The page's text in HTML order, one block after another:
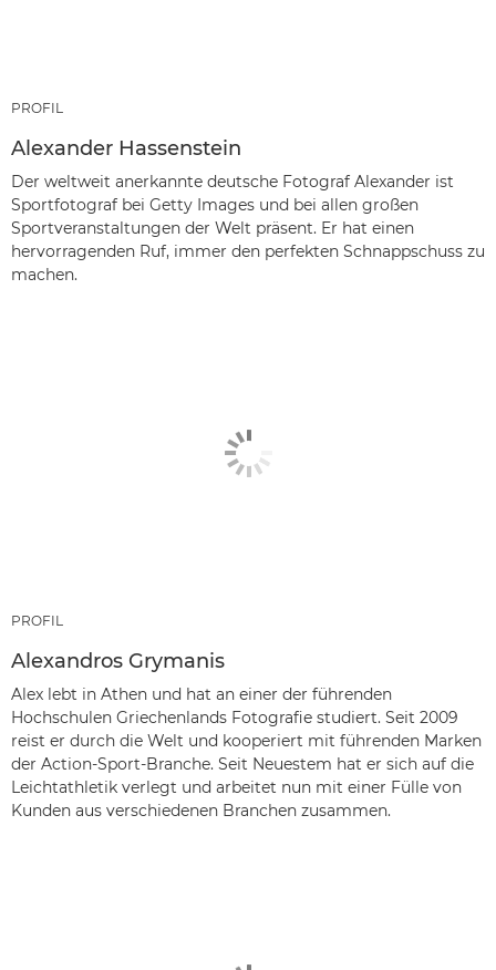
PROFIL
Alexander Hassenstein
Der weltweit anerkannte deutsche Fotograf Alexander ist
Sportfotograf bei Getty Images und bei allen großen
Sportveranstaltungen der Welt präsent. Er hat einen
hervorragenden Ruf, immer den perfekten Schnappschuss zu
machen.
PROFIL
Alexandros Grymanis
Alex lebt in Athen und hat an einer der führenden
Hochschulen Griechenlands Fotografie studiert. Seit 2009
reist er durch die Welt und kooperiert mit führenden Marken
der Action-Sport-Branche. Seit Neuestem hat er sich auf die
Leichtathletik verlegt und arbeitet nun mit einer Fülle von
Kunden aus verschiedenen Branchen zusammen.